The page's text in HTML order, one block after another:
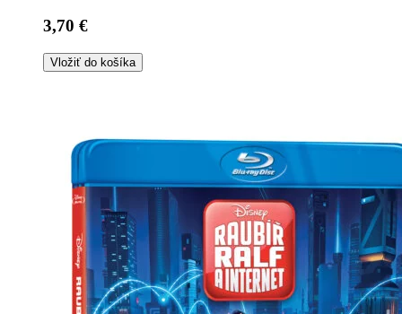
3,70 €
Vložiť do košíka